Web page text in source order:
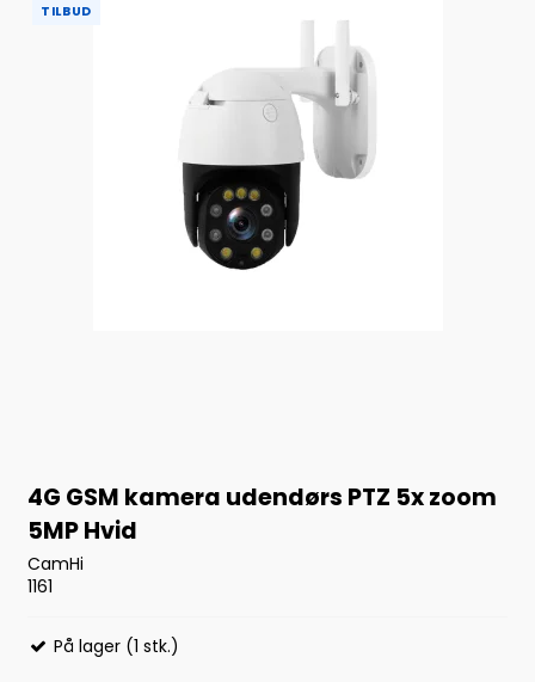
TILBUD
4G GSM kamera udendørs PTZ 5x zoom
5MP Hvid
CamHi
1161
På lager (1 stk.)